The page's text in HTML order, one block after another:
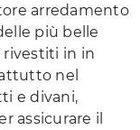
arredamento
più belle
rivestiti in in
nel
e divani,
assicurare il